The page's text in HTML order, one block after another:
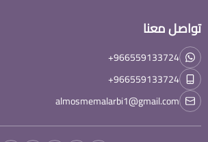
تواصل معنا
+966559133724
+966559133724
almosmemalarbi1@gmail.com